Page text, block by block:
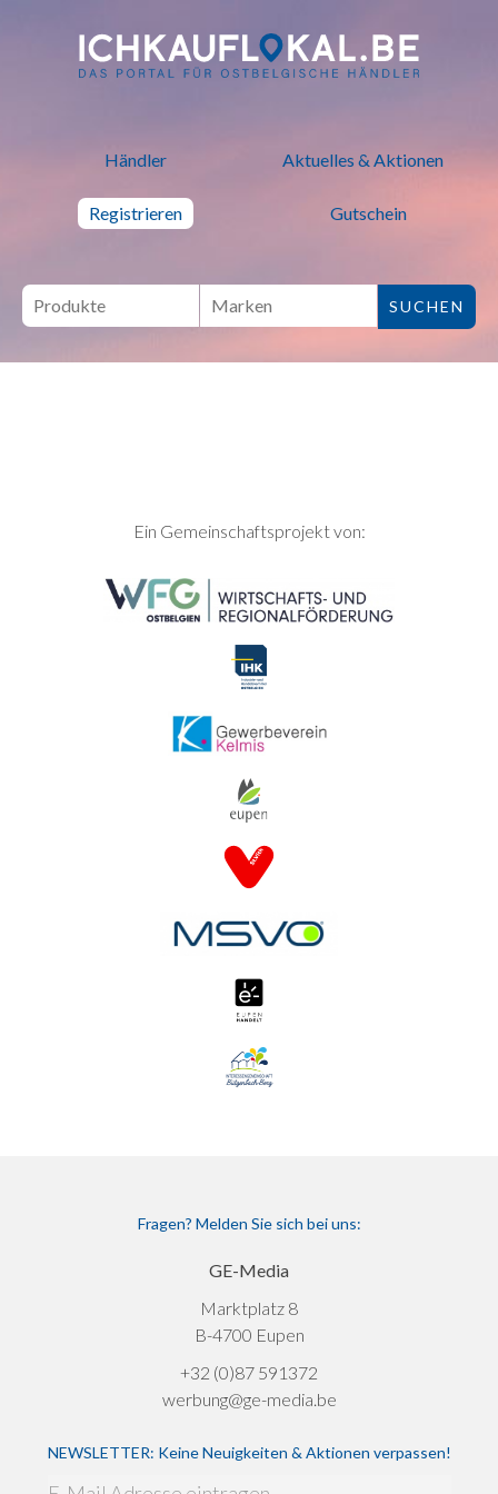
ich kauf lokal - Bei lokalen
Händler Aktuelles & Aktionen
Registrieren Gutschein
SEITENFUSSEin Gemeinschaftsprojekt von:
Fragen? Melden Sie sich bei uns:
GE-Media
Marktplatz 8
B-4700 Eupen
+32 (0)87 591372
werbung@ge-media.be
NEWSLETTER: Keine Neuigkeiten & Aktionen verpassen!